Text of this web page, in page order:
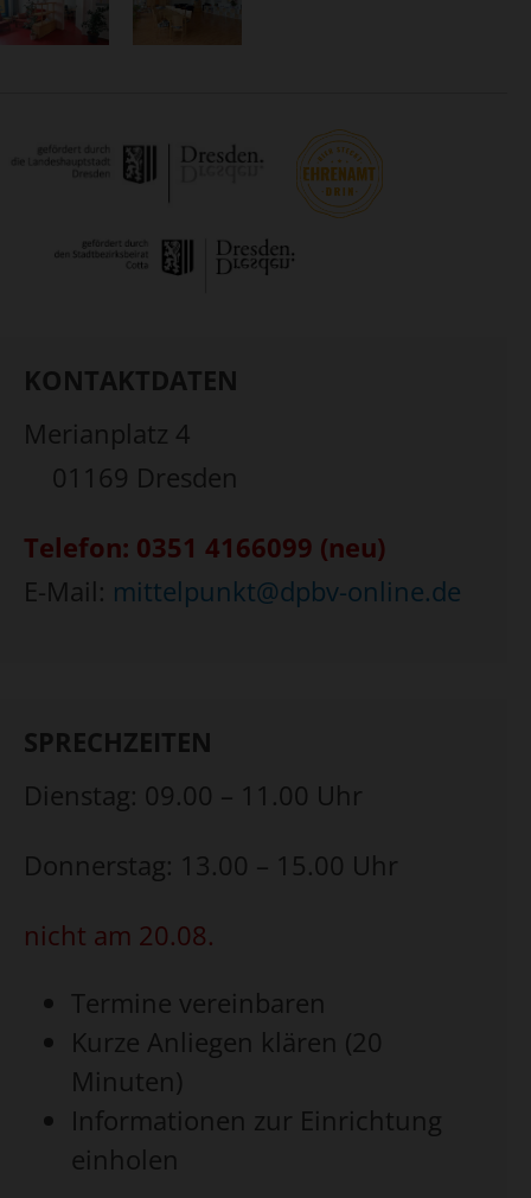
KONTAKTDATEN
Merianplatz 4
01169 Dresden
Telefon: 0351 4166099 (neu)
E-Mail: mittelpunkt@dpbv-online.de
SPRECHZEITEN
Dienstag: 09.00 – 11.00 Uhr
Donnerstag: 13.00 – 15.00 Uhr
nicht am 20.08.
Termine vereinbaren
Kurze Anliegen klären (20
Minuten)
Informationen zur Einrichtung
einholen